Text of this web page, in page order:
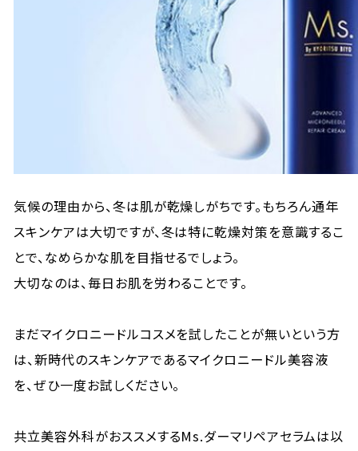
気候の理由から、冬は肌が乾燥しがちです。もちろん通年
スキンケアは大切ですが、冬は特に乾燥対策を意識するこ
とで、なめらかな肌を目指せるでしょう。
大切なのは、毎日お肌を労わることです。
まだマイクロニードルコスメを試したことが無いという方
は、新時代のスキンケアであるマイクロニードル美容液
を、ぜひ一度お試しください。
共立美容外科がおススメするMs.ダーマリペアセラムは以